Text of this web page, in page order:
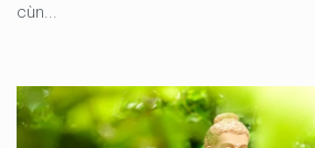
cùn...